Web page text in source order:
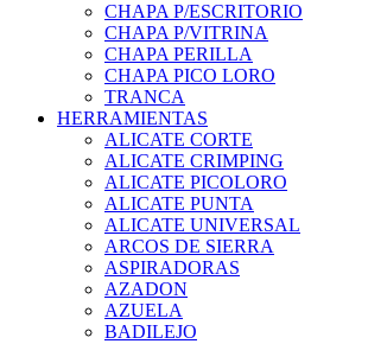
CHAPA P/ESCRITORIO
CHAPA P/VITRINA
CHAPA PERILLA
CHAPA PICO LORO
TRANCA
HERRAMIENTAS
ALICATE CORTE
ALICATE CRIMPING
ALICATE PICOLORO
ALICATE PUNTA
ALICATE UNIVERSAL
ARCOS DE SIERRA
ASPIRADORAS
AZADON
AZUELA
BADILEJO